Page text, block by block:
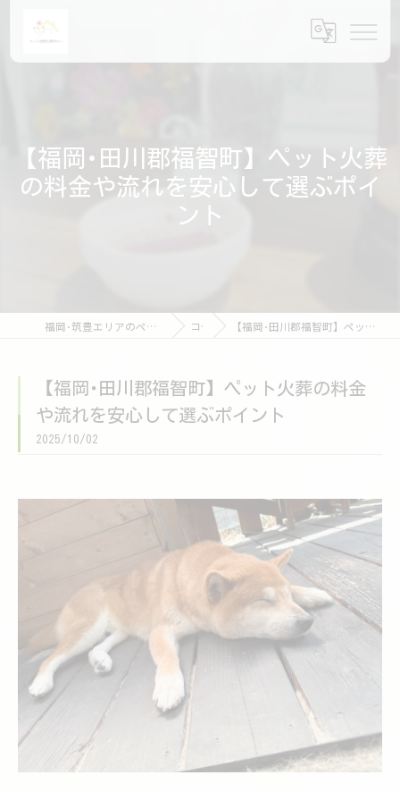
【福岡･田川郡福智町】ペット火葬
の料金や流れを安心して選ぶポイ
ント
福岡･筑豊エリアのペット火葬ならペット訪問火葬ポピー コラム 【福岡･田川郡福智町】ペット火葬の料金や流れを安心して選ぶポイント
【福岡･田川郡福智町】ペット火葬の料金
や流れを安心して選ぶポイント
2025/10/02